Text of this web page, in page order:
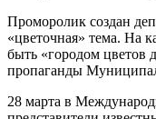
Проморолик создан
«цветочная» тема. На
быть «городом цветов
пропаганды
28 марта в